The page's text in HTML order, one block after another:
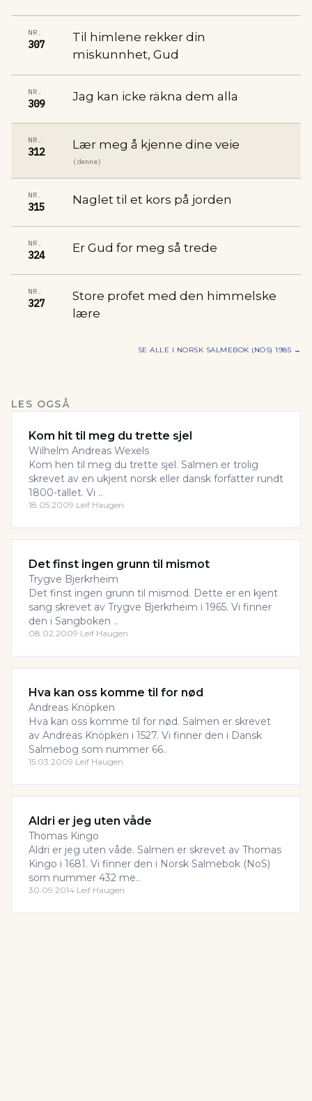
NR.
307
Til himlene rekker din
miskunnhet, Gud
NR.
309
Jag kan icke räkna dem alla
NR.
312
Lær meg å kjenne dine veie
(denne)
NR.
315
Naglet til et kors på jorden
NR.
324
Er Gud for meg så trede
NR.
327
Store profet med den himmelske
lære
SE ALLE I NORSK SALMEBOK (NOS) 1985 →
LES OGSÅ
Kom hit til meg du trette sjel
Wilhelm Andreas Wexels
Kom hen til meg du trette sjel. Salmen er trolig
skrevet av en ukjent norsk eller dansk forfatter rundt
1800-tallet. Vi ..
18.05.2009·Leif Haugen
Det finst ingen grunn til mismot
Trygve Bjerkrheim
Det finst ingen grunn til mismod. Dette er en kjent
sang skrevet av Trygve Bjerkrheim i 1965. Vi finner
den i Sangboken ..
08.02.2009·Leif Haugen
Hva kan oss komme til for nød
Andreas Knöpken
Hva kan oss komme til for nød. Salmen er skrevet
av Andreas Knöpken i 1527. Vi finner den i Dansk
Salmebog som nummer 66..
15.03.2009·Leif Haugen
Aldri er jeg uten våde
Thomas Kingo
Aldri er jeg uten våde. Salmen er skrevet av Thomas
Kingo i 1681. Vi finner den i Norsk Salmebok (NoS)
som nummer 432 me..
30.09.2014·Leif Haugen